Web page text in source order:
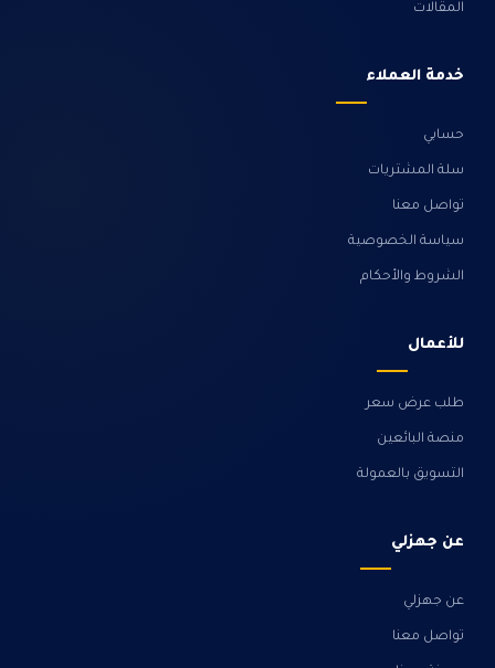
المقالات
خدمة العملاء
حسابي
سلة المشتريات
تواصل معنا
سياسة الخصوصية
الشروط والأحكام
للأعمال
طلب عرض سعر
منصة البائعين
التسويق بالعمولة
عن جهزلي
عن جهزلي
تواصل معنا